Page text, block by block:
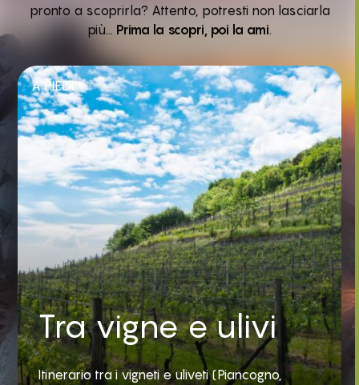
pronto a scoprirla? Attento, potresti non lasciarla
più… Prima la scopri, poi la ami.
A PIEDI
Tra vigne e ulivi
Itinerario tra i vigneti e uliveti (Piancogno,